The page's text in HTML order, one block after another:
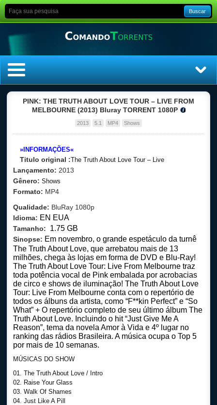
Buscar
Filmes
PINK: THE TRUTH ABOUT LOVE TOUR – LIVE FROM
MELBOURNE (2013) Bluray TORRENT 1080P
2013 5.1 MP4 Shows
»INFORMAÇÕES«
Titulo original :The Truth About Love Tour – Live
Lançamento: 2013
Gênero: Shows
Formato: MP4
Qualidade: BluRay 1080p
Idioma: EN EUA
Tamanho: 1.75 GB
Sinopse: Em novembro, o grande espetáculo da turnê
The Truth About Love, que arrebatou mais de 13
milhões, chega às lojas em forma de DVD e Blu-Ray!
The Truth About Love Tour: Live From Melbourne traz
toda potência vocal de Pink embalada por acrobacias
de circo e shows de iluminação! The Truth About Love
Tour: Live From Melbourne conta com o repertório de
todos os álbuns da artista, como “F**kin Perfect” e “So
What” + O repertório completo de seu último álbum The
Truth About Love. Incluindo o hit “Just Give Me A
Reason”, tema da novela Amor à Vida e 4º lugar no
ranking das rádios Brasileira. A música ocupa o Top 5
por mais de 10 semanas.
MÚSICAS DO SHOW
01. The Truth About Love / Intro
02. Raise Your Glass
03. Walk Of Shames
04. Just Like A Pill